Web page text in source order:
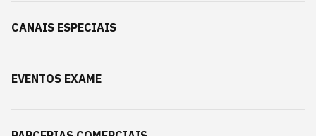
CANAIS ESPECIAIS
EVENTOS EXAME